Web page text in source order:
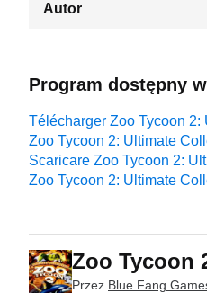
Autor
Program dostępny
Télécharger Zoo Tycoon 2:
Zoo Tycoon 2: Ultimate
Scaricare Zoo Tycoon 2:
Zoo Tycoon 2: Ultimate
Zoo Tycoon
Przez Blue Fang